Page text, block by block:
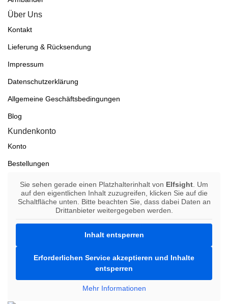
Über Uns
Kontakt
Lieferung & Rücksendung
Impressum
Datenschutzerklärung
Allgemeine Geschäftsbedingungen
Blog
Kundenkonto
Konto
Bestellungen
Sie sehen gerade einen Platzhalterinhalt von Elfsight . Um
auf den eigentlichen Inhalt zuzugreifen, klicken Sie auf die
Schaltfläche unten. Bitte beachten Sie, dass dabei Daten an
Drittanbieter weitergegeben werden.
Inhalt entsperren
Erforderlichen Service akzeptieren und Inhalte
entsperren
Mehr Informationen